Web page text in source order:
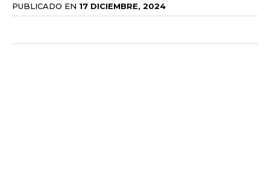
PUBLICADO EN 17 DICIEMBRE, 2024